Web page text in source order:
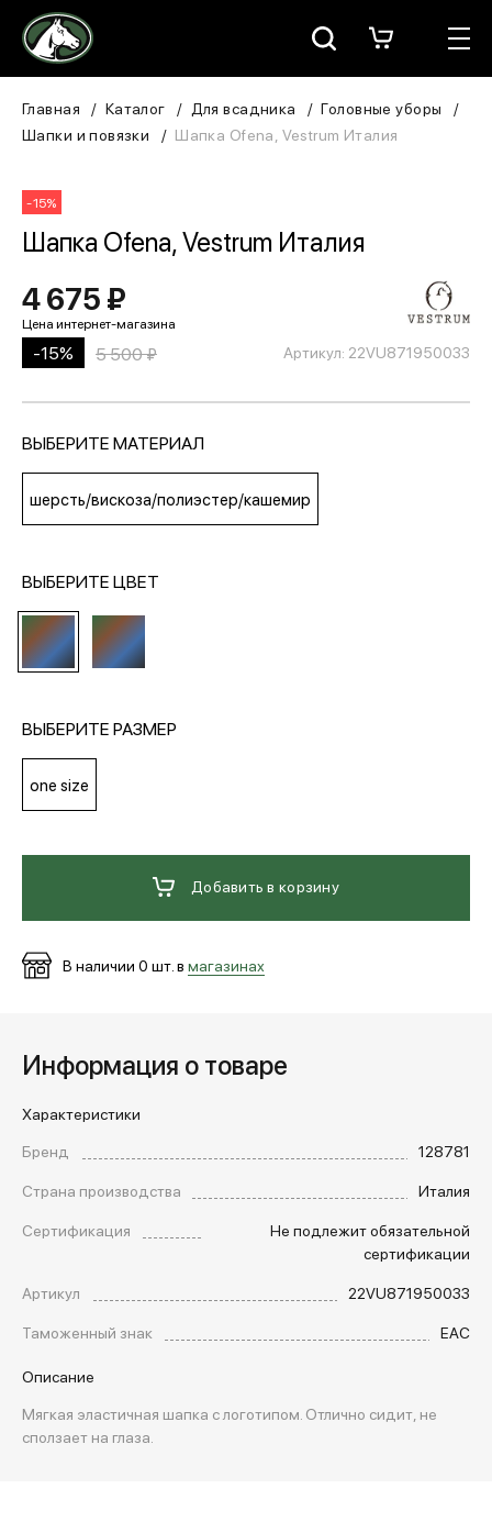
Москва
Для лошади
В конюшню
ЗООТОВАРЫ
Для собаки
ПОКУПАТЕЛЯМ
Вход в личный кабинет
+7 (495) 139-66-00
Главная Каталог Для всадника
Головные уборы
Шапки и повязки
Шапка Ofena, Vestrum Италия
-15%
Шапка Ofena, Vestrum Италия
Артикул: 22VU871950033
4 675 ₽
-15% 5 500 ₽
ВЫБЕРИТЕ МАТЕРИАЛ
шерсть/вискоза/полиэстер/кашемир
ВЫБЕРИТЕ ЦВЕТ
ВЫБЕРИТЕ РАЗМЕР
one size
Добавить в корзину
В наличии 0 шт. в магазинах
Информация о товаре
Характеристики
Бренд
128781
Страна производства
Италия
Сертификация
Не подлежит обязательной
сертификации
Артикул
22VU871950033
Таможенный знак
EAC
Описание
Мягкая эластичная шапка с логотипом. Отлично сидит, не
сползает на глаза.